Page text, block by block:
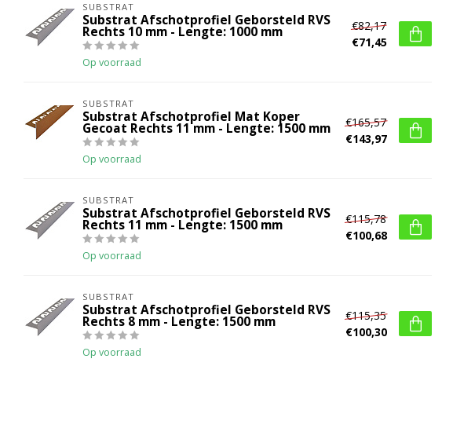
SUBSTRAT
Substrat Afschotprofiel Geborsteld RVS
Rechts 10 mm - Lengte: 1000 mm
Op voorraad
€82,17
€71,45
SUBSTRAT
Substrat Afschotprofiel Mat Koper
Gecoat Rechts 11 mm - Lengte: 1500 mm
Op voorraad
€165,57
€143,97
SUBSTRAT
Substrat Afschotprofiel Geborsteld RVS
Rechts 11 mm - Lengte: 1500 mm
Op voorraad
€115,78
€100,68
SUBSTRAT
Substrat Afschotprofiel Geborsteld RVS
Rechts 8 mm - Lengte: 1500 mm
Op voorraad
€115,35
€100,30